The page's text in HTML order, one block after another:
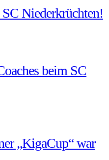
Niederkrüchten!
beim SC
„KigaCup“ war